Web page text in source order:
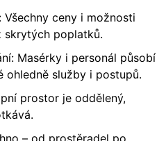
ceny i možnosti
skrytých poplatků.
Masérky i personál působí
ohledně služby i postupů.
prostor je oddělený,